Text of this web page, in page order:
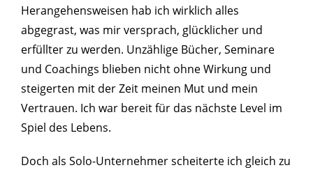
Herangehensweisen hab ich wirklich alles
abgegrast, was mir versprach, glücklicher und
erfüllter zu werden. Unzählige Bücher, Seminare
und Coachings blieben nicht ohne Wirkung und
steigerten mit der Zeit meinen Mut und mein
Vertrauen. Ich war bereit für das nächste Level im
Spiel des Lebens.
Doch als Solo-Unternehmer scheiterte ich gleich zu